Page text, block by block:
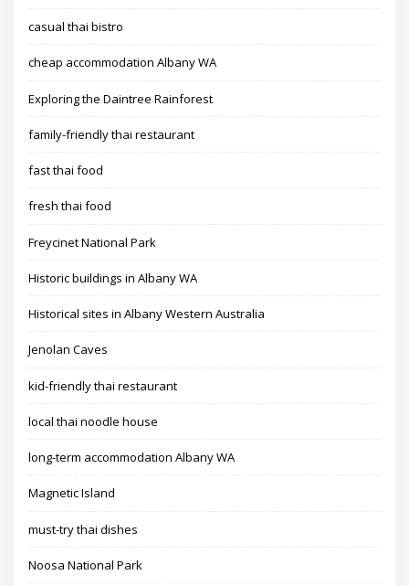
casual thai bistro
cheap accommodation Albany WA
Exploring the Daintree Rainforest
family-friendly thai restaurant
fast thai food
fresh thai food
Freycinet National Park
Historic buildings in Albany WA
Historical sites in Albany Western Australia
Jenolan Caves
kid-friendly thai restaurant
local thai noodle house
long-term accommodation Albany WA
Magnetic Island
must-try thai dishes
Noosa National Park